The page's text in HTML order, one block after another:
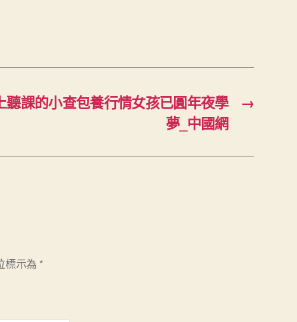
→
聽課的小查包養行情女孩已圓年夜學
夢_中國網
標示為 *